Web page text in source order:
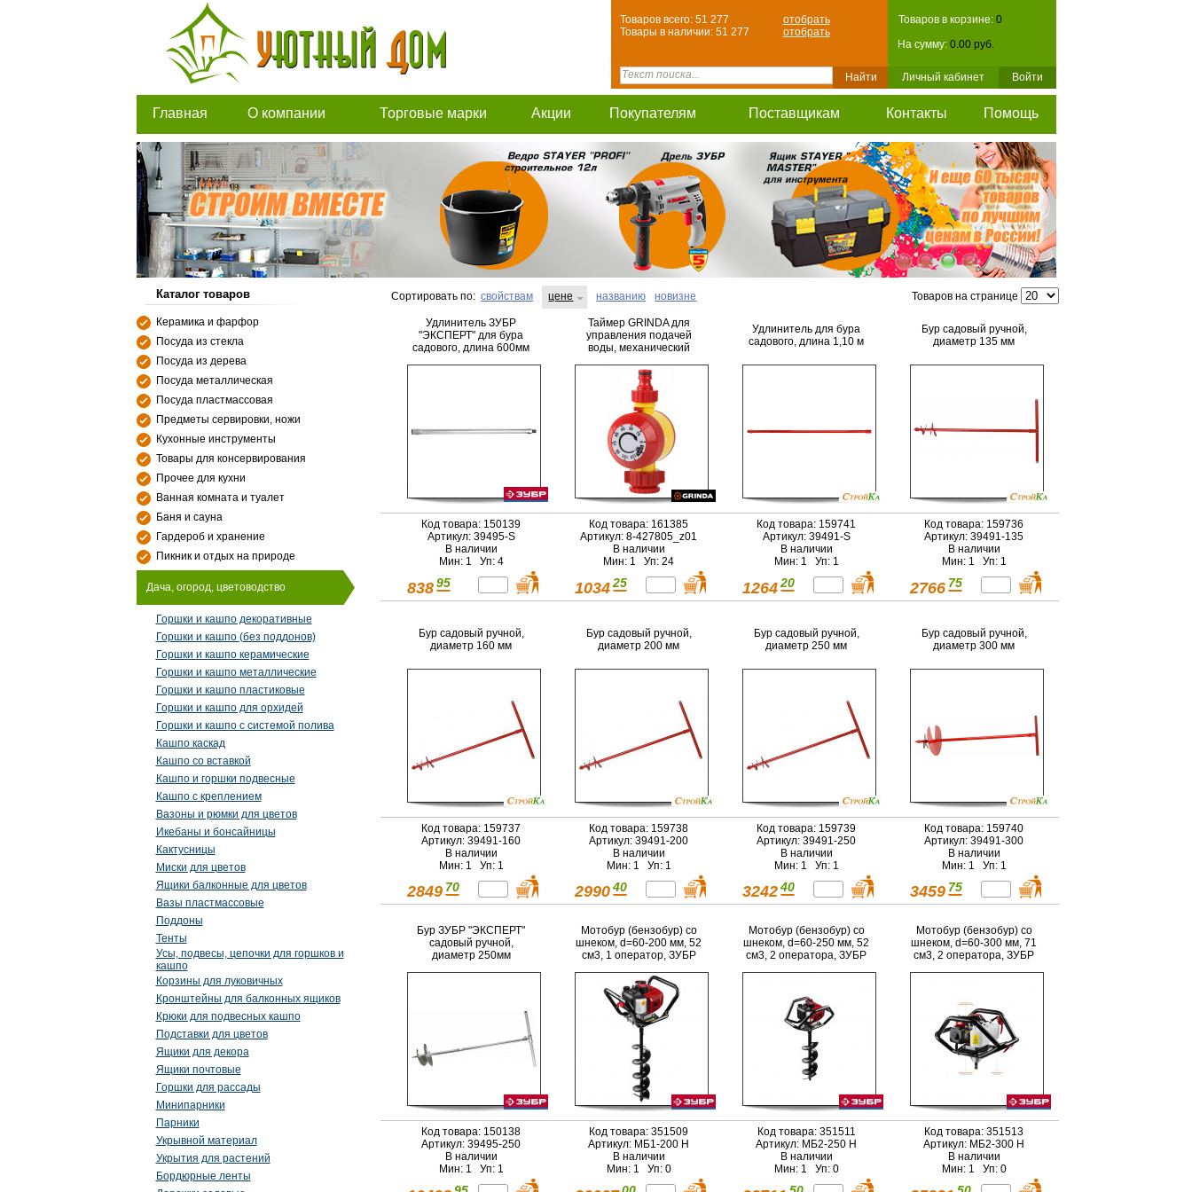
Товаров в корзине: 0
На сумму: 0.00 руб.
Личный кабинет Войти
Товаров всего: 51 277
отобрать
Товары в наличии: 51 277
отобрать
Главная О компании Торговые марки Акции Покупателям Поставщикам Контакты Помощь
Каталог товаров
Керамика и фарфор
Посуда из стекла
Посуда из дерева
Посуда металлическая
Посуда пластмассовая
Предметы сервировки, ножи
Кухонные инструменты
Товары для консервирования
Прочее для кухни
Ванная комната и туалет
Баня и сауна
Гардероб и хранение
Пикник и отдых на природе
Дача, огород, цветоводство
Горшки и кашпо декоративные
Горшки и кашпо (без поддонов)
Горшки и кашпо керамические
Горшки и кашпо металлические
Горшки и кашпо пластиковые
Горшки и кашпо для орхидей
Горшки и кашпо с системой полива
Кашпо каскад
Кашпо со вставкой
Кашпо и горшки подвесные
Кашпо с креплением
Вазоны и рюмки для цветов
Икебаны и бонсайницы
Кактусницы
Миски для цветов
Ящики балконные для цветов
Вазы пластмассовые
Поддоны
Тенты
Усы, подвесы, цепочки для горшков и
кашпо
Корзины для луковичных
Кронштейны для балконных ящиков
Крюки для подвесных кашпо
Подставки для цветов
Ящики для декора
Ящики почтовые
Горшки для рассады
Минипарники
Парники
Укрывной материал
Укрытия для растений
Бордюрные ленты
Сортировать по: свойствам цене названию новизне Товаров на странице
Удлинитель ЗУБР
"ЭКСПЕРТ" для бура
садового, длина 600мм
Код товара: 150139
Артикул: 39495-S
В наличии
Мин: 1 Уп: 4
838 95
Таймер GRINDA для
управления подачей
воды, механический
Код товара: 161385
Артикул: 8-427805_z01
В наличии
Мин: 1 Уп: 24
1034 25
Удлинитель для бура
садового, длина 1,10 м
Код товара: 159741
Артикул: 39491-S
В наличии
Мин: 1 Уп: 1
1264 20
Бур садовый ручной,
диаметр 135 мм
Код товара: 159736
Артикул: 39491-135
В наличии
Мин: 1 Уп: 1
2766 75
Бур садовый ручной,
диаметр 160 мм
Код товара: 159737
Артикул: 39491-160
В наличии
Мин: 1 Уп: 1
2849 70
Бур садовый ручной,
диаметр 200 мм
Код товара: 159738
Артикул: 39491-200
В наличии
Мин: 1 Уп: 1
2990 40
Бур садовый ручной,
диаметр 250 мм
Код товара: 159739
Артикул: 39491-250
В наличии
Мин: 1 Уп: 1
3242 40
Бур садовый ручной,
диаметр 300 мм
Код товара: 159740
Артикул: 39491-300
В наличии
Мин: 1 Уп: 1
3459 75
Бур ЗУБР "ЭКСПЕРТ"
садовый ручной,
диаметр 250мм
Код товара: 150138
Артикул: 39495-250
В наличии
Мин: 1 Уп: 1
Мотобур (бензобур) со
шнеком, d=60-200 мм, 52
см3, 1 оператор, ЗУБР
Код товара: 351509
Артикул: МБ1-200 Н
В наличии
Мин: 1 Уп: 0
Мотобур (бензобур) со
шнеком, d=60-250 мм, 52
см3, 2 оператора, ЗУБР
Код товара: 351511
Артикул: МБ2-250 Н
В наличии
Мин: 1 Уп: 0
Мотобур (бензобур) со
шнеком, d=60-300 мм, 71
см3, 2 оператора, ЗУБР
Код товара: 351513
Артикул: МБ2-300 Н
В наличии
Мин: 1 Уп: 0